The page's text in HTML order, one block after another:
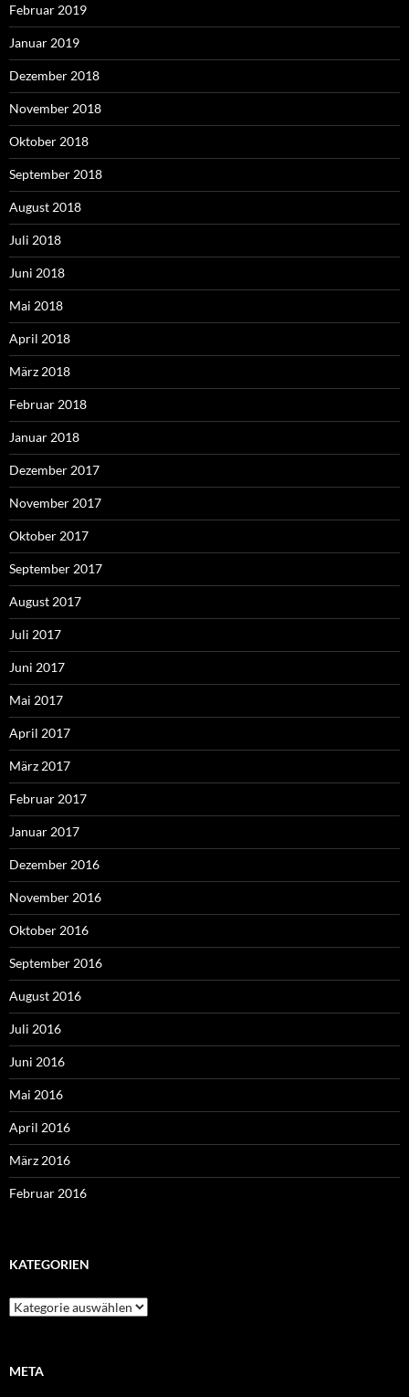
Februar 2019
Januar 2019
Dezember 2018
November 2018
Oktober 2018
September 2018
August 2018
Juli 2018
Juni 2018
Mai 2018
April 2018
März 2018
Februar 2018
Januar 2018
Dezember 2017
November 2017
Oktober 2017
September 2017
August 2017
Juli 2017
Juni 2017
Mai 2017
April 2017
März 2017
Februar 2017
Januar 2017
Dezember 2016
November 2016
Oktober 2016
September 2016
August 2016
Juli 2016
Juni 2016
Mai 2016
April 2016
März 2016
Februar 2016
KATEGORIEN
Kategorien
META